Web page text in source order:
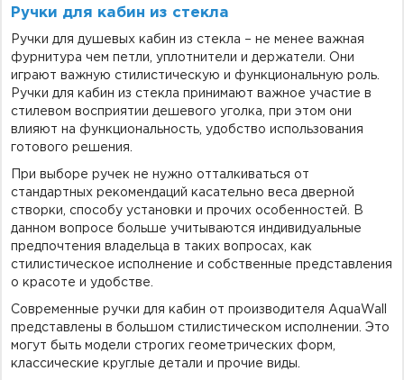
Ручки для кабин из стекла
Ручки для душевых кабин из стекла – не менее важная
фурнитура чем петли, уплотнители и держатели. Они
играют важную стилистическую и функциональную роль.
Ручки для кабин из стекла принимают важное участие в
стилевом восприятии дешевого уголка, при этом они
влияют на функциональность, удобство использования
готового решения.
При выборе ручек не нужно отталкиваться от
стандартных рекомендаций касательно веса дверной
створки, способу установки и прочих особенностей. В
данном вопросе больше учитываются индивидуальные
предпочтения владельца в таких вопросах, как
стилистическое исполнение и собственные представления
о красоте и удобстве.
Современные ручки для кабин от производителя AquaWall
представлены в большом стилистическом исполнении. Это
могут быть модели строгих геометрических форм,
классические круглые детали и прочие виды.